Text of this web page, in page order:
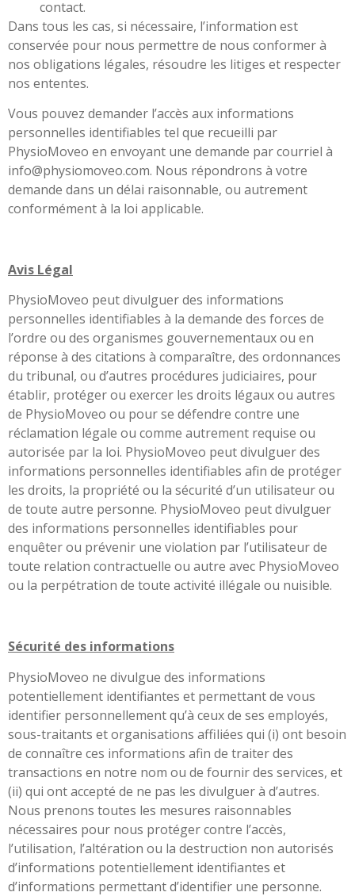
contact.
Dans tous les cas, si nécessaire, l’information est
conservée pour nous permettre de nous conformer à
nos obligations légales, résoudre les litiges et respecter
nos ententes.
Vous pouvez demander l’accès aux informations
personnelles identifiables tel que recueilli par
PhysioMoveo en envoyant une demande par courriel à
info@physiomoveo.com. Nous répondrons à votre
demande dans un délai raisonnable, ou autrement
conformément à la loi applicable.
Avis Légal
PhysioMoveo peut divulguer des informations
personnelles identifiables à la demande des forces de
l’ordre ou des organismes gouvernementaux ou en
réponse à des citations à comparaître, des ordonnances
du tribunal, ou d’autres procédures judiciaires, pour
établir, protéger ou exercer les droits légaux ou autres
de PhysioMoveo ou pour se défendre contre une
réclamation légale ou comme autrement requise ou
autorisée par la loi. PhysioMoveo peut divulguer des
informations personnelles identifiables afin de protéger
les droits, la propriété ou la sécurité d’un utilisateur ou
de toute autre personne. PhysioMoveo peut divulguer
des informations personnelles identifiables pour
enquêter ou prévenir une violation par l’utilisateur de
toute relation contractuelle ou autre avec PhysioMoveo
ou la perpétration de toute activité illégale ou nuisible.
Sécurité des informations
PhysioMoveo ne divulgue des informations
potentiellement identifiantes et permettant de vous
identifier personnellement qu’à ceux de ses employés,
sous-traitants et organisations affiliées qui (i) ont besoin
de connaître ces informations afin de traiter des
transactions en notre nom ou de fournir des services, et
(ii) qui ont accepté de ne pas les divulguer à d’autres.
Nous prenons toutes les mesures raisonnables
nécessaires pour nous protéger contre l’accès,
l’utilisation, l’altération ou la destruction non autorisés
d’informations potentiellement identifiantes et
d’informations permettant d’identifier une personne.